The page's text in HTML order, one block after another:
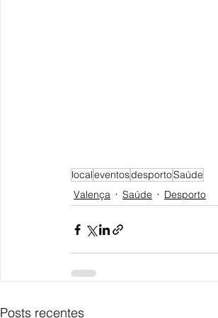
localeventosdesportoSaúde
Valença
Saúde Desporto
Posts recentes